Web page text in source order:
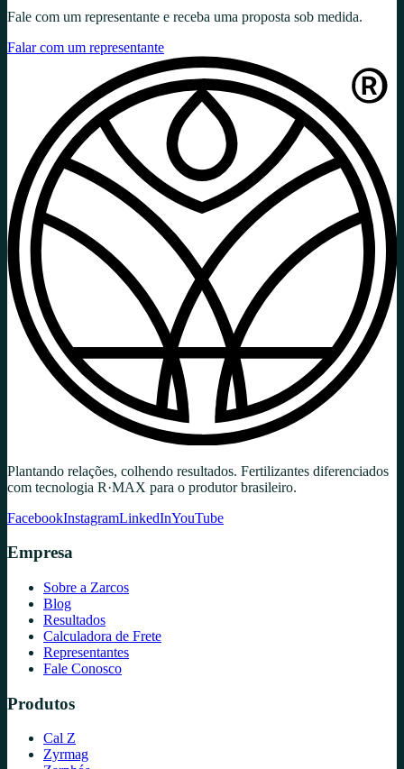
Fale com um representante e receba uma proposta sob medida.
Falar com um representante
Plantando relações, colhendo resultados. Fertilizantes diferenciados
com tecnologia R·MAX para o produtor brasileiro.
FacebookInstagramLinkedInYouTube
Empresa
Sobre a Zarcos
Blog
Resultados
Calculadora de Frete
Representantes
Fale Conosco
Produtos
Cal Z
Zyrmag